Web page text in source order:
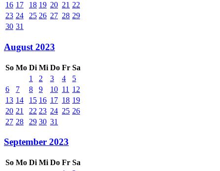
16 17 18 19 20 21 22
23 24 25 26 27 28 29
30 31
August 2023
So Mo Di Mi Do Fr Sa
1
2 3 4
5
6
7 8 9 10 11 12
13 14 15 16 17 18 19
20 21 22 23 24 25 26
27 28 29 30 31
September 2023
So Mo Di Mi Do Fr Sa